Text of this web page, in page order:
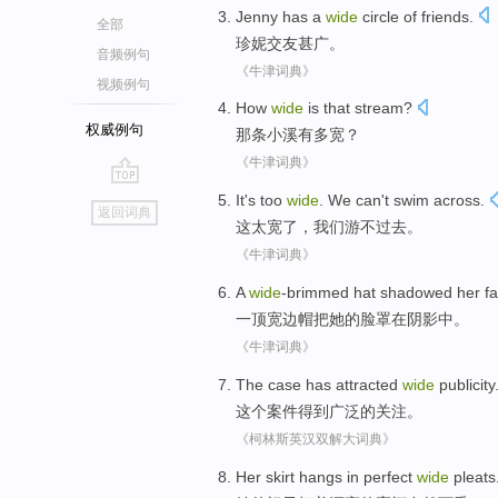
全部
音频例句
视频例句
权威例句
go
top
返回词典
Jenny has a wide circle of friends
珍妮交友甚广。
《牛津词典》
How wide is that stream?
那条小溪有多宽 ？
《牛津词典》
It's too wide We can't swim across
这太宽了 ， 我们游不过去。
《牛津词典》
A wide-brimmed hat shadowed her
一顶宽边帽把她的脸罩在阴影中。
《牛津词典》
The case has attracted wide publicity.
这个案件得到 广泛的关注。
《柯林斯英汉双解大词典》
Her skirt hangs in perfect wide pleats